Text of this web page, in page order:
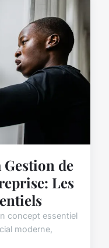
de
Les
concept essentiel
moderne,